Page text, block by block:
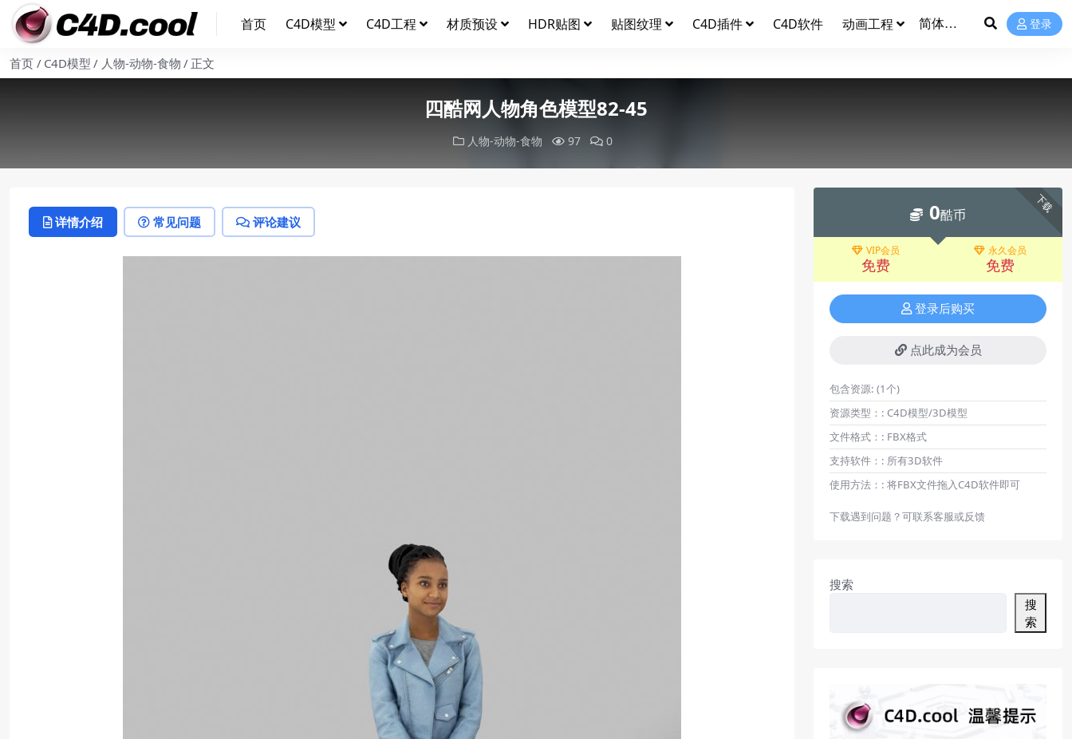
首页 C4D模型 C4D工程 材质预设 HDR贴图 贴图纹理 C4D插件 C4D软件 动画工程 登录
首页 C4D模型 人物-动物-食物 正文
四酷网人物角色模型82-45
人物-动物-食物 97 0
详情介绍 常见问题 评论建议
下载
0酷币
VIP会员
免费
永久会员
免费
登录后购买
点此成为会员
包含资源: (1个)
资源类型：: C4D模型/3D模型
文件格式：: FBX格式
支持软件：: 所有3D软件
使用方法：: 将FBX文件拖入C4D软件即可
下载遇到问题？可联系客服或反馈
搜索
搜
索